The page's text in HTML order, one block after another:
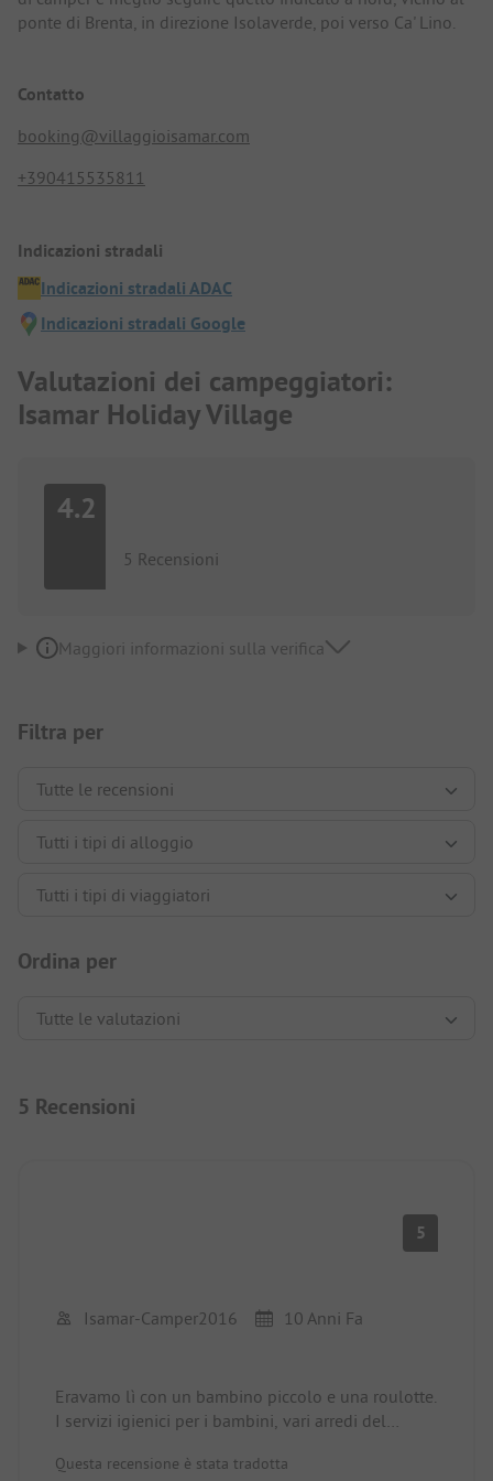
ponte di Brenta, in direzione Isolaverde, poi verso Ca' Lino.
Contatto
booking@villaggioisamar.com
+390415535811
Indicazioni stradali
Indicazioni stradali ADAC
Indicazioni stradali Google
Valutazioni dei campeggiatori:
Isamar Holiday Village
4.2
5 Recensioni
Maggiori informazioni sulla verifica
Filtra per
Ordina per
5 Recensioni
5
Isamar-Camper2016 10 Anni Fa
Eravamo lì con un bambino piccolo e una roulotte.
I servizi igienici per i bambini, vari arredi del
sulle pareti nei bagni per adulti per tutto il
Questa recensione è stata tradotta